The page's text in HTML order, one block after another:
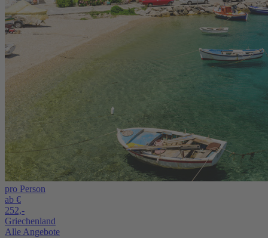
pro Person
ab €
252,-
Griechenland
Alle Angebote